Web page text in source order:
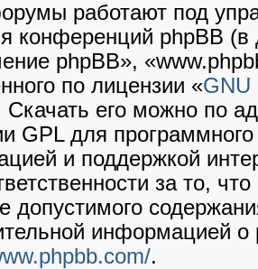
работают под
конференций phpBB
phpBB»,
по лицензии «GNU
Скачать его можно по
GPL для
и поддержкой
за то,
допустимого
информацией
.